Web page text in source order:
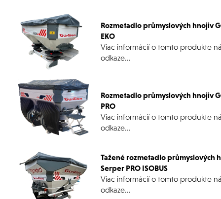
Rozmetadlo průmyslových hnojiv
EKO
Viac informácií o tomto produkte
odkaze...
Rozmetadlo průmyslových hnojiv
PRO
Viac informácií o tomto produkte
odkaze...
Tažené rozmetadlo průmyslových
Serper PRO ISOBUS
Viac informácií o tomto produkte
odkaze...